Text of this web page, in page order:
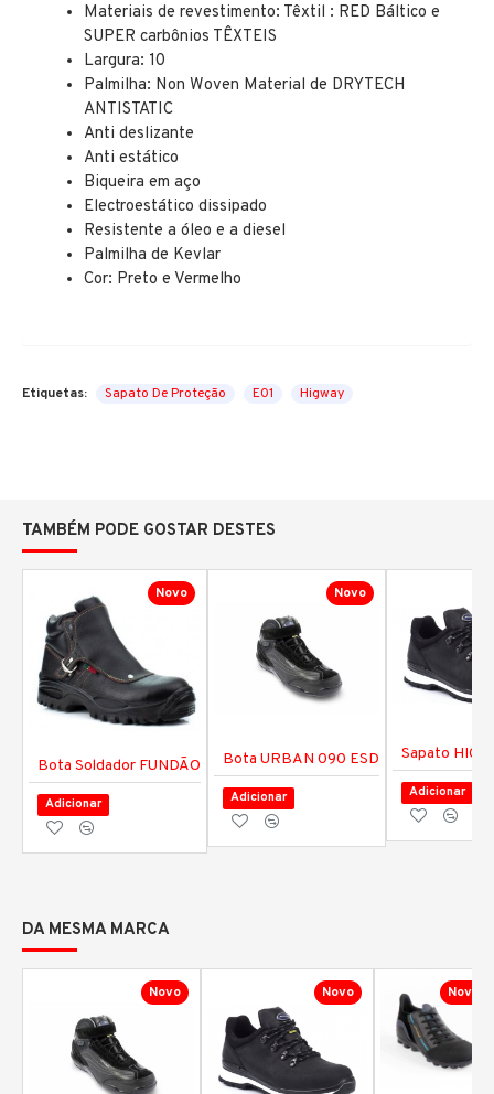
Materiais de revestimento: Têxtil : RED Báltico e
SUPER carbônios TÊXTEIS
Largura: 10
Palmilha: Non Woven Material de DRYTECH
ANTISTATIC
Anti deslizante
Anti estático
Biqueira em aço
Electroestático dissipado
Resistente a óleo e a diesel
Palmilha de Kevlar
Cor: Preto e Vermelho
Etiquetas: Sapato De Proteção E01 Higway
TAMBÉM PODE GOSTAR DESTES
Novo
Bota Soldador FUNDÃO
Adicionar
Novo
Bota URBAN 090 ESD
Adicionar
Sapato
Adicionar
DA MESMA MARCA
Novo Novo Novo